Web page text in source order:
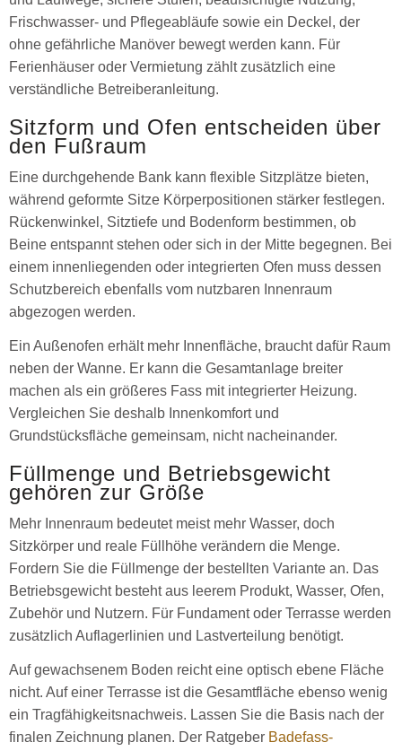
Frischwasser- und Pflegeabläufe sowie ein Deckel, der
ohne gefährliche Manöver bewegt werden kann. Für
Ferienhäuser oder Vermietung zählt zusätzlich eine
verständliche Betreiberanleitung.
Sitzform und Ofen entscheiden über
den Fußraum
Eine durchgehende Bank kann flexible Sitzplätze bieten,
während geformte Sitze Körperpositionen stärker festlegen.
Rückenwinkel, Sitztiefe und Bodenform bestimmen, ob
Beine entspannt stehen oder sich in der Mitte begegnen. Bei
einem innenliegenden oder integrierten Ofen muss dessen
Schutzbereich ebenfalls vom nutzbaren Innenraum
abgezogen werden.
Ein Außenofen erhält mehr Innenfläche, braucht dafür Raum
neben der Wanne. Er kann die Gesamtanlage breiter
machen als ein größeres Fass mit integrierter Heizung.
Vergleichen Sie deshalb Innenkomfort und
Grundstücksfläche gemeinsam, nicht nacheinander.
Füllmenge und Betriebsgewicht
gehören zur Größe
Mehr Innenraum bedeutet meist mehr Wasser, doch
Sitzkörper und reale Füllhöhe verändern die Menge.
Fordern Sie die Füllmenge der bestellten Variante an. Das
Betriebsgewicht besteht aus leerem Produkt, Wasser, Ofen,
Zubehör und Nutzern. Für Fundament oder Terrasse werden
zusätzlich Auflagerlinien und Lastverteilung benötigt.
Auf gewachsenem Boden reicht eine optisch ebene Fläche
nicht. Auf einer Terrasse ist die Gesamtfläche ebenso wenig
ein Tragfähigkeitsnachweis. Lassen Sie die Basis nach der
finalen Zeichnung planen. Der Ratgeber Badefass-